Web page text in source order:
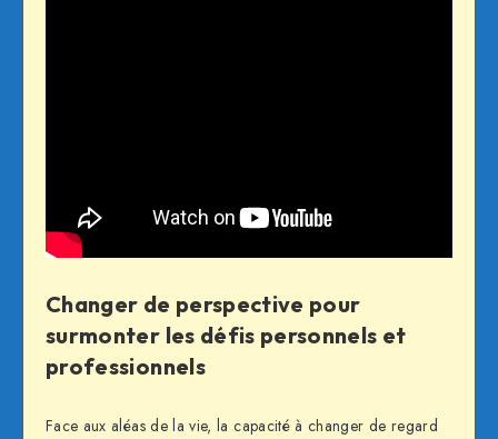
Changer de perspective pour
surmonter les défis personnels et
professionnels
Face aux aléas de la vie, la capacité à changer de regard